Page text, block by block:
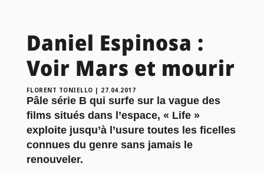
Daniel Espinosa :
Voir Mars et mourir
FLORENT TONIELLO | 27.04.2017
Pâle série B qui surfe sur la vague des
films situés dans l’espace, « Life »
exploite jusqu’à l’usure toutes les ficelles
connues du genre sans jamais le
renouveler.